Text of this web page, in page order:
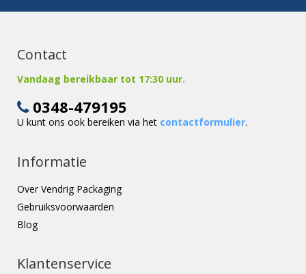
Contact
Vandaag bereikbaar tot 17:30 uur.
0348-479195
U kunt ons ook bereiken via het contactformulier.
Informatie
Over Vendrig Packaging
Gebruiksvoorwaarden
Blog
Klantenservice